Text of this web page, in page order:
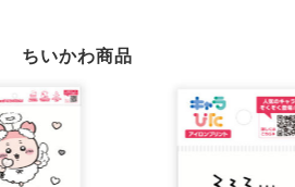
ちいかわ商品